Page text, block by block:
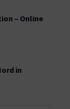
– Online
in